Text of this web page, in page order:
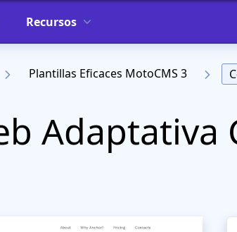
Recursos
Plantillas Eficaces MotoCMS 3
Adaptativa